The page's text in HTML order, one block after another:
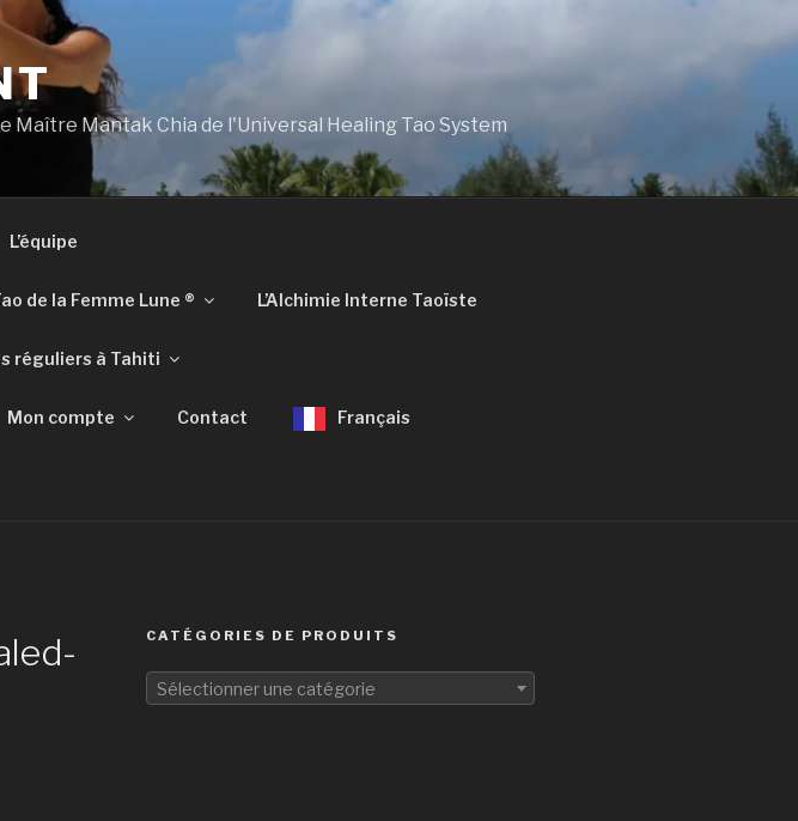
Maître Mantak Chia de l'Universal Healing Tao System
L’équipe
de la Femme Lune ®​​ L’Alchimie Interne Taoïste
réguliers à Tahiti
Mon compte Contact Français
CATÉGORIES DE PRODUITS
Sélectionner une catégorie